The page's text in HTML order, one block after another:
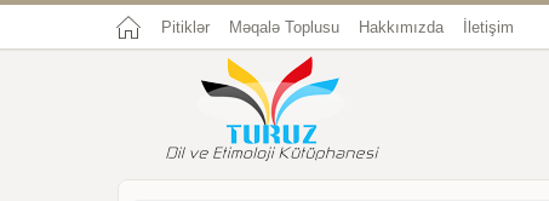
Pitiklər Məqalə Toplusu Hakkımızda İletişim